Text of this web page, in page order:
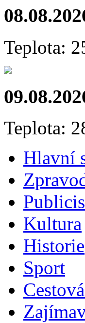
Teplota:
Teplota:
Hlavní
Kultura
Historie
Sport